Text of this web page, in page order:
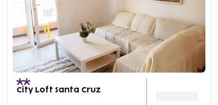
City Loft Santa Cruz